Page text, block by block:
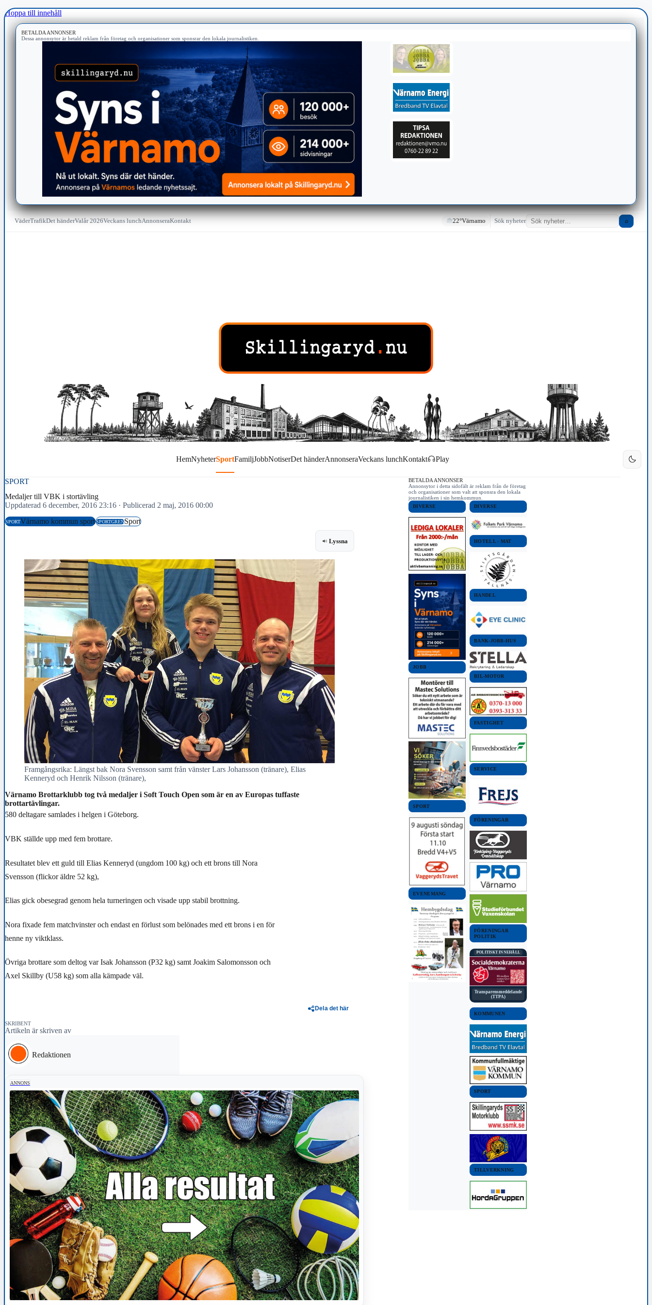
Hoppa till innehåll
BETALDA ANNONSER
Dessa annonsytor är betald reklam från företag och organisationer som sponsrar den lokala journalistiken.
VäderTrafikDet händerValår 2026Veckans lunchAnnonseraKontakt 22°Värnamo Sök nyheter ⌕
HemNyheterSportFamiljJobbNotiserDet händerAnnonseraVeckans lunchKontakt Play
SPORT
Medaljer till VBK i stortävling
Uppdaterad 6 december, 2016 23:16 · Publicerad 2 maj, 2016 00:00
SPORTVärnamo kommun sportSPORTGRENSport
Lyssna
Framgångsrika: Längst bak Nora Svensson samt från vänster Lars Johansson (tränare), Elias
Kenneryd och Henrik Nilsson (tränare),
Värnamo Brottarklubb tog två medaljer i Soft Touch Open som är en av Europas tuffaste
brottartävlingar.
580 deltagare samlades i helgen i Göteborg.
VBK ställde upp med fem brottare.
Resultatet blev ett guld till Elias Kenneryd (ungdom 100 kg) och ett brons till Nora
Svensson (flickor äldre 52 kg),
Elias gick obesegrad genom hela turneringen och visade upp stabil brottning.
Nora fixade fem matchvinster och endast en förlust som belönades med ett brons i en för
henne ny viktklass.
Övriga brottare som deltog var Isak Johansson (P32 kg) samt Joakim Salomonsson och
Axel Skillby (U58 kg) som alla kämpade väl.
Dela det här
SKRIBENT
Artikeln är skriven av
Redaktionen
ANNONS
BETALDA ANNONSER
Annonsytor i detta sidofält är reklam från de företag
och organisationer som valt att sponsra den lokala
journalistiken i sin hemkommun.
DIVERSE
JOBB
SPORT
EVENEMANG
DIVERSE
HOTELL - MAT
HANDEL
BANK-JOBB-HUS
BIL-MOTOR
FASTIGHET
SERVICE
FÖRENINGAR
FÖRENINGAR
POLITIK
POLITISKT INNEHÅLL
Transparensmeddelande
(TTPA)
KOMMUNEN
SPORT
TILLVERKNING